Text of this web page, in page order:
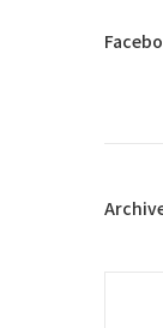
페
플